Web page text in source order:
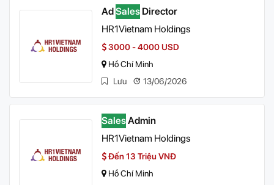
AdSales Director
HR1Vietnam Holdings
3000 - 4000 USD
Hồ Chí Minh
Lưu
13/06/2026
SalesAdmin
HR1Vietnam Holdings
Đến 13 Triệu VNĐ
Hồ Chí Minh